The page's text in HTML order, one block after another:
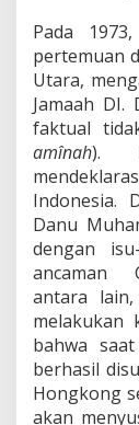
Pada
pertemuan
Utara,
Jamaah DI.
faktual
amînah).
Indonesia.
Danu
dengan
ancaman
antara
melakukan
bahwa
berhasil
Hongkong
akan